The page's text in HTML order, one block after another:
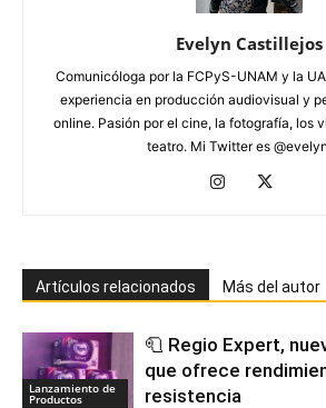
Evelyn Castillejos
Comunicóloga por la FCPyS-UNAM y la
experiencia en producción audiovisual y
online. Pasión por el cine, la fotografía, los
teatro. Mi Twitter es
Artículos relacionados Más del autor
Lanzamiento de
Productos
🧻 Regio Expert,
que ofrece
resistencia